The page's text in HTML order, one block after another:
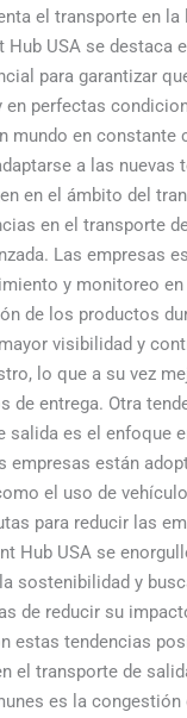
el transporte en
USA se destaca
para garantizar
en perfectas
mundo en constante
a las nuevas
en el ámbito del
en el transporte
Las empresas
y monitoreo
de los productos
visibilidad y
lo que a su vez
de entrega. Otra
salida es el enfoque
empresas están
el uso de
para reducir las
Hub USA se
sostenibilidad y
de reducir su
estas tendencias
el transporte de
es la congestión